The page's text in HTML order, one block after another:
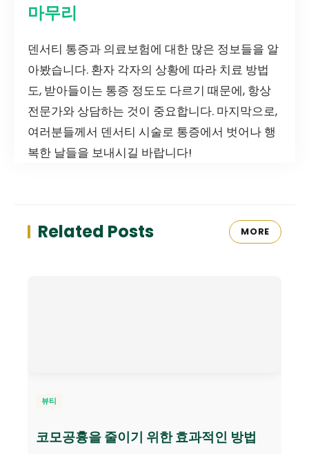
마무리
덴서티 통증과 의료보험에 대한 많은 정보들을 알
아봤습니다. 환자 각자의 상황에 따라 치료 방법
도, 받아들이는 통증 정도도 다르기 때문에, 항상
전문가와 상담하는 것이 중요합니다. 마지막으로,
여러분들께서 덴서티 시술로 통증에서 벗어나 행
복한 날들을 보내시길 바랍니다!
Related Posts MORE
뷰티
코모공흉을 줄이기 위한 효과적인 방법